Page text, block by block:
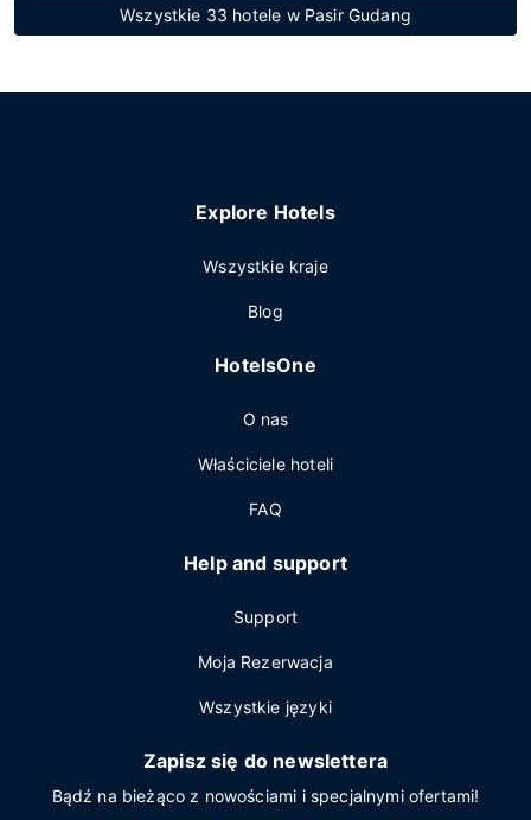
Wszystkie 33 hotele w Pasir Gudang
Explore Hotels
Wszystkie kraje
Blog
HotelsOne
O nas
Właściciele hoteli
FAQ
Help and support
Support
Moja Rezerwacja
Wszystkie języki
Zapisz się do newslettera
Bądź na bieżąco z nowościami i specjalnymi ofertami!